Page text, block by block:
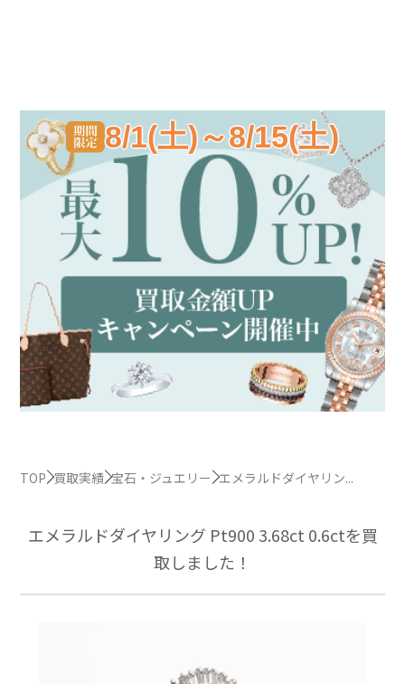
8/1(土)～8/15(土)
TOP 買取実績 宝石・ジュエリー エメラルドダイヤリン...
エメラルドダイヤリング Pt900 3.68ct 0.6ctを買
取しました！